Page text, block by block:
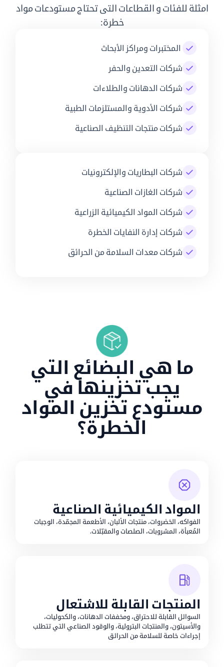
امثلة للفئات و القطاعات التى تحتاج مستودعات مواد
خطرة:
المختبرات ومراكز الأبحاث​
شركات التعدين والحفر
شركات الدهانات والطلاءات​
شركات الأدوية والمستلزمات الطبية
شركات منتجات التنظيف الصناعية
شركات البطاريات والإلكترونيات
شركات الغازات الصناعية
شركات المواد الكيميائية الزراعية
شركات إدارة النفايات الخطرة
شركات معدات السلامة من الحرائق
ما هي البضائع التي
يجب تخزينها في
مستودع تخزين المواد
الخطرة؟
المواد الكيميائية الصناعية
الفواكه، الخضروات، منتجات الألبان، الأطعمة المجمّدة، الوجبات
المُعبأة، المشروبات، الصلصات والمقبّلات.
المنتجات القابلة للاشتعال
السوائل القابلة للاحتراق، ومخففات الدهانات، والكحوليات،
والأسيتون، والمنتجات البترولية، والوقود الصناعي التي تتطلب
إجراءات خاصة للسلامة من الحرائق